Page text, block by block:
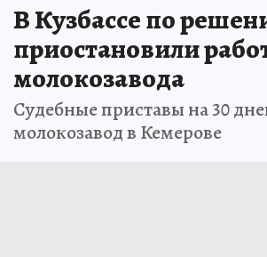
В Кузбассе по
приостановили
молокозавода
Судебные приставы на 30
молокозавод в Кемерове